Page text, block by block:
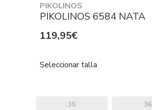
PIKOLINOS
PIKOLINOS 6584 NATA
119,95€
Seleccionar talla
35 36